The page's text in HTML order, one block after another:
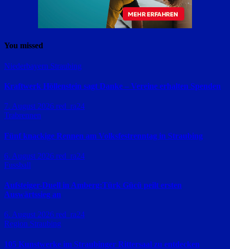
You missed
Niederbayern Straubing
Kraftwerk Höllenstein sagt Danke – Vereine erhalten Spenden
7. August 2026 red_ra24
Trabrennen
Fünf knackige Rennen am Volksfestrenntag in Straubing
6. August 2026 red_ra24
Fussball
Aufsteiger-Duell in Amberg:Türk Gücü peilt ersten
Auswärtssieg an
6. August 2026 red_ra24
Region Straubing
105 Kunstwerke im Straubinger Rittersaal zu entdecken